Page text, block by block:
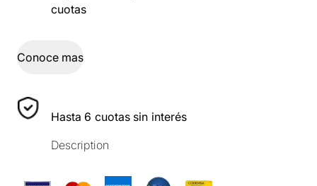
cuotas
Conoce mas
Hasta 6 cuotas sin interés
Description